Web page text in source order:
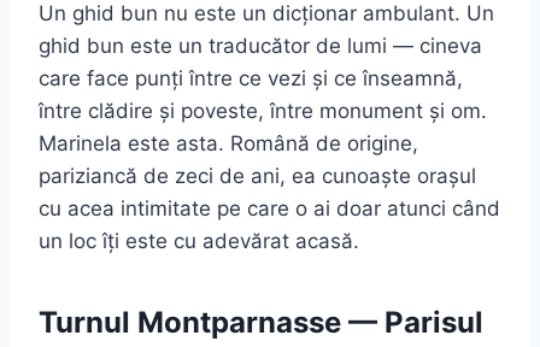
Un ghid bun nu este un dicționar ambulant. Un
ghid bun este un traducător de lumi — cineva
care face punți între ce vezi și ce înseamnă,
între clădire și poveste, între monument și om.
Marinela este asta. Română de origine,
pariziancă de zeci de ani, ea cunoaște orașul
cu acea intimitate pe care o ai doar atunci când
un loc îți este cu adevărat acasă.
Turnul Montparnasse — Parisul